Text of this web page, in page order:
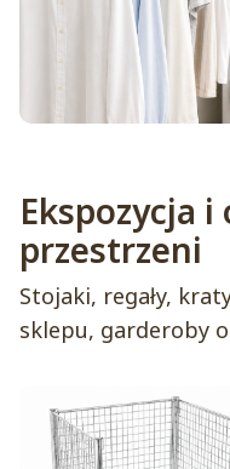
Ekspozycja
przestrzeni
Stojaki, regały,
sklepu, garderoby